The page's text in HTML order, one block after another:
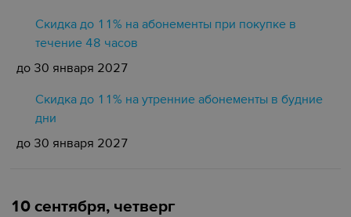
Скидка до 11% на абонементы при покупке в
течение 48 часов
до 30 января 2027
Скидка до 11% на утренние абонементы в будние
дни
до 30 января 2027
10 сентября, четверг